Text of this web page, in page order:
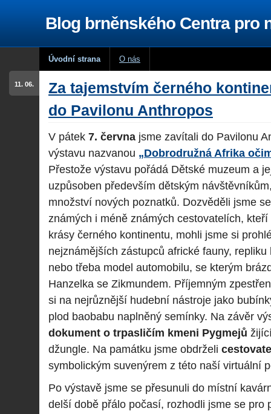
Blog brněnského Centra pro
Úvodní strana O nás
Za tajemstvím černého
do Pavilonu Anthropos
11. 06.
V pátek 7. června jsme zavítali do Pavilonu
výstavu nazvanou „Dobrodružná Afrika
Přestože výstavu pořádá Dětské muzeum a
uzpůsoben především dětským
množství nových poznatků. Dozvěděli jsme
známých i méně známých cestovatelích,
krásy černého kontinentu, mohli jsme si
nejznámějších zástupců africké fauny,
nebo třeba model automobilu, se kterým
Hanzelka se Zikmundem. Příjemným
si na nejrůznější hudební nástroje jako
plod baobabu naplněný semínky. Na závěr
dokument o trpasličím kmeni Pygmejů
džungle. Na památku jsme obdrželi
symbolickým suvenýrem z této naší virtuální
Po výstavě jsme se přesunuli do místní
delší době přálo počasí, rozhodli jsme se pro